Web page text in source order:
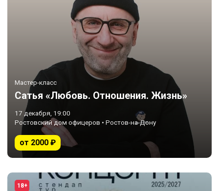
Мастер-класс
Сатья «Любовь. Отношения. Жизнь»
17 декабря, 19:00
Ростовский дом офицеров • Ростов-на-Дону
от 2000 ₽
18+